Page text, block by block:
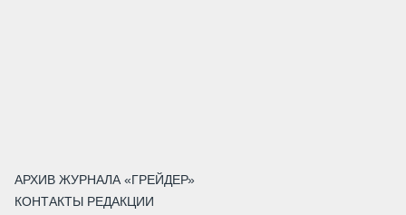
АРХИВ ЖУРНАЛА «ГРЕЙДЕР»
КОНТАКТЫ РЕДАКЦИИ